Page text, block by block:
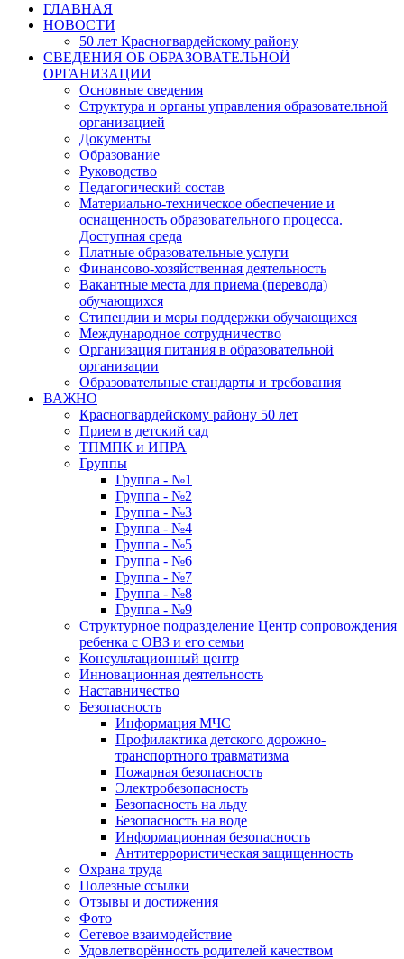
ГЛАВНАЯ
НОВОСТИ
50 лет Красногвардейскому району
СВЕДЕНИЯ ОБ ОБРАЗОВАТЕЛЬНОЙ
ОРГАНИЗАЦИИ
Основные сведения
Структура и органы управления образовательной
организацией
Документы
Образование
Руководство
Педагогический состав
Материально-техническое обеспечение и
оснащенность образовательного процесса.
Доступная среда
Платные образовательные услуги
Финансово-хозяйственная деятельность
Вакантные места для приема (перевода)
обучающихся
Стипендии и меры поддержки обучающихся
Международное сотрудничество
Организация питания в образовательной
организации
Образовательные стандарты и требования
ВАЖНО
Красногвардейскому району 50 лет
Прием в детский сад
ТПМПК и ИПРА
Группы
Группа - №1
Группа - №2
Группа - №3
Группа - №4
Группа - №5
Группа - №6
Группа - №7
Группа - №8
Группа - №9
Структурное подразделение Центр сопровождения
ребенка с ОВЗ и его семьи
Консультационный центр
Инновационная деятельность
Наставничество
Безопасность
Информация МЧС
Профилактика детского дорожно-
транспортного травматизма
Пожарная безопасность
Электробезопасность
Безопасность на льду
Безопасность на воде
Информационная безопасность
Антитеррористическая защищенность
Охрана труда
Полезные ссылки
Отзывы и достижения
Фото
Сетевое взаимодействие
Удовлетворённость родителей качеством